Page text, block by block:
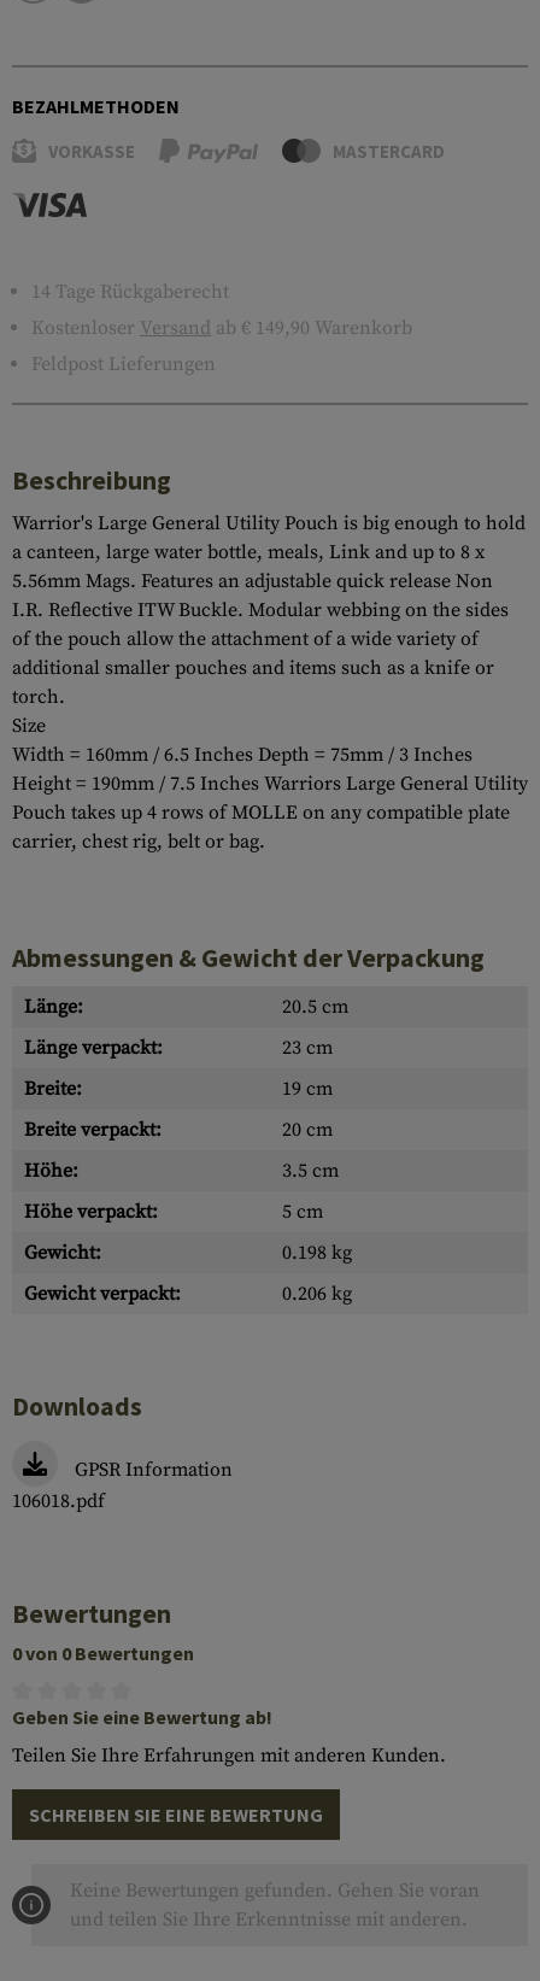
BEZAHLMETHODEN
VORKASSE MASTERCARD
14 Tage Rückgaberecht
Kostenloser Versand ab € 149,90 Warenkorb
Feldpost Lieferungen
Beschreibung
Warrior's Large General Utility Pouch is big enough to hold
a canteen, large water bottle, meals, Link and up to 8 x
5.56mm Mags. Features an adjustable quick release Non
I.R. Reflective ITW Buckle. Modular webbing on the sides
of the pouch allow the attachment of a wide variety of
additional smaller pouches and items such as a knife or
torch.
Size
Width = 160mm / 6.5 Inches Depth = 75mm / 3 Inches
Height = 190mm / 7.5 Inches Warriors Large General Utility
Pouch takes up 4 rows of MOLLE on any compatible plate
carrier, chest rig, belt or bag.
Abmessungen & Gewicht der Verpackung
Länge:
20.5 cm
Länge verpackt:
23 cm
Breite:
19 cm
Breite verpackt:
20 cm
Höhe:
3.5 cm
Höhe verpackt:
5 cm
Gewicht:
0.198 kg
Gewicht verpackt:
0.206 kg
Downloads
GPSR Information
106018.pdf
Bewertungen
0 von 0 Bewertungen
Geben Sie eine Bewertung ab!
Teilen Sie Ihre Erfahrungen mit anderen Kunden.
SCHREIBEN SIE EINE BEWERTUNG
Keine Bewertungen gefunden. Gehen Sie voran
und teilen Sie Ihre Erkenntnisse mit anderen.